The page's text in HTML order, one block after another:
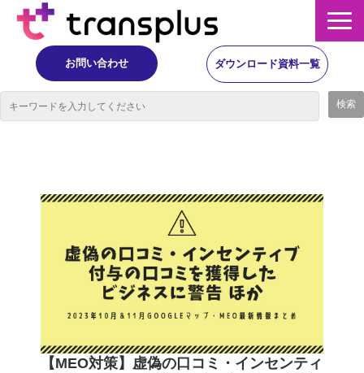
お問い合わせ ダウンロード資料一覧
イベント・レポート
ニュース
コラム
事例
【MEO対策】虚偽の口コミ・インセンティ